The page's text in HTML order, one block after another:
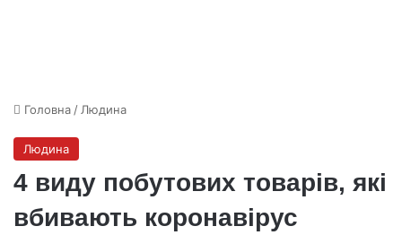
Головна / Людина
Людина
4 виду побутових товарів, які
вбивають коронавірус